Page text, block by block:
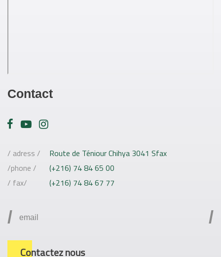
Contact
/ adress /
Route de Téniour Chihya 3041 Sfax
/phone /
(+216) 74 84 65 00
/ fax/
(+216) 74 84 67 77
/ /
Contactez nous